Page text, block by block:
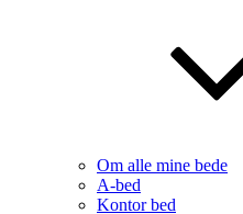
Om alle mine bede
A-bed
Kontor bed